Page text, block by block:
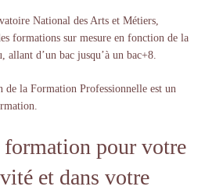
National des Arts et Métiers,
formations sur mesure en fonction de la
allant d’un bac jusqu’à un bac+8.
de la Formation Professionnelle est un
formation pour votre
et dans votre